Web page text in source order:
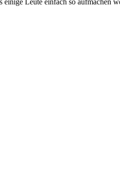
einige Leute einfach so aufmachen